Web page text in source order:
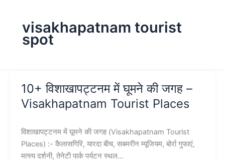
visakhapatnam tourist
spot
10+ विशाखापट्टनम में घूमने की जगह –
Visakhapatnam Tourist Places
विशाखापट्टनम में घूमने की जगह (Visakhapatnam Tourist
Places) :- कैलासगिरि, यारदा बीच, सबमरीन म्यूजियम, बोर्रा गुफाएं,
मत्स्य दर्शनी, तेनेटी पार्क पर्यटन स्थल…